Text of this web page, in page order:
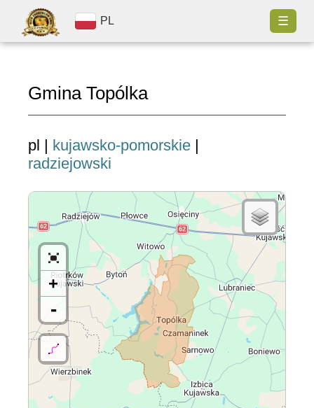
PL ☰
Gmina Topólka
pl | kujawsko-pomorskie |
radziejowski
+
-